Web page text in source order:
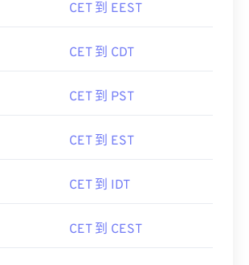
CET 到 EEST
CET 到 CDT
CET 到 PST
CET 到 EST
CET 到 IDT
CET 到 CEST